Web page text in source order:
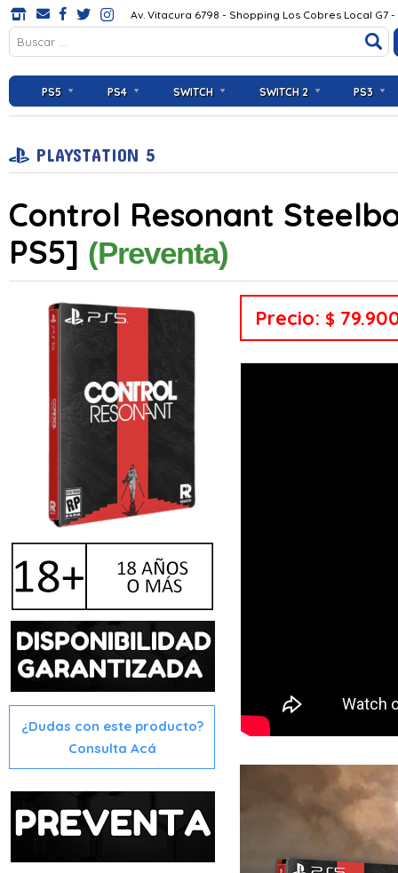
Av. Vitacura 6798 - Shopping Los Cobres Local G7
PS5 PS4 SWITCH SWITCH 2 PS3
PLAYSTATION 5
Control Resonant
PS5] (Preventa)
¿Dudas con este producto?
Consulta Acá
Precio: $